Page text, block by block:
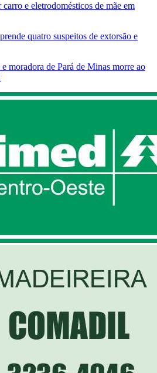
e eletrodomésticos de mãe em
quatro suspeitos de extorsão e
moradora de Pará de Minas morre ao